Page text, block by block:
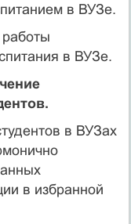
в ВУЗе.
в ВУЗе.
в ВУЗах
в избранной